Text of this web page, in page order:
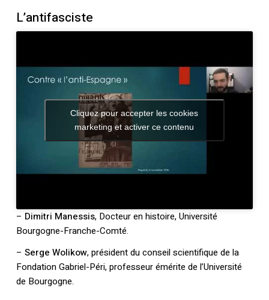
L’antifasciste
Cliquez pour accepter les cookies
marketing et activer ce contenu
– Dimitri Manessis, Docteur en histoire, Université
Bourgogne-Franche-Comté.
– Serge Wolikow, président du conseil scientifique de la
Fondation Gabriel-Péri, professeur émérite de l’Université
de Bourgogne.